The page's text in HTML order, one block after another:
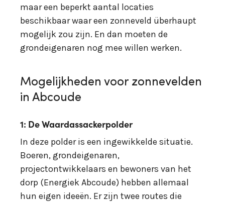
maar een beperkt aantal locaties
beschikbaar waar een zonneveld überhaupt
mogelijk zou zijn. En dan moeten de
grondeigenaren nog mee willen werken.
Mogelijkheden voor zonnevelden
in Abcoude
1: De Waardassackerpolder
In deze polder is een ingewikkelde situatie.
Boeren, grondeigenaren,
projectontwikkelaars en bewoners van het
dorp (Energiek Abcoude) hebben allemaal
hun eigen ideeën. Er zijn twee routes die